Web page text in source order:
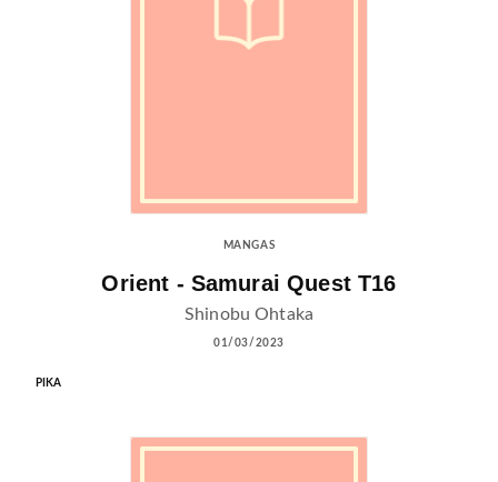
MANGAS
Orient - Samurai Quest T16
Shinobu Ohtaka
01/03/2023
PIKA